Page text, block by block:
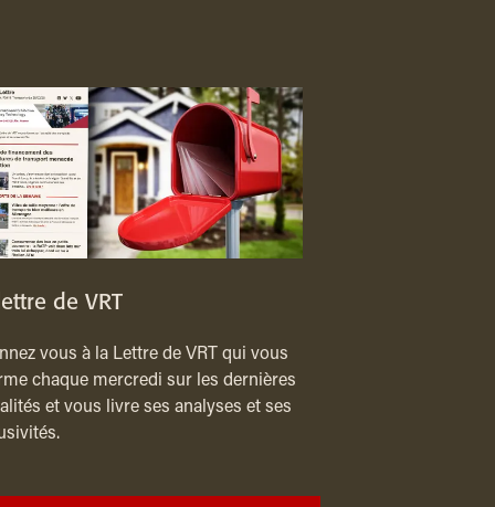
de VRT
vous à la Lettre de VRT qui vous
chaque mercredi sur les dernières
et vous livre ses analyses et ses